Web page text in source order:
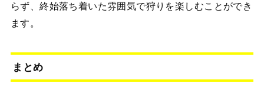
らず、終始落ち着いた雰囲気で狩りを楽しむことができ
ます。
まとめ